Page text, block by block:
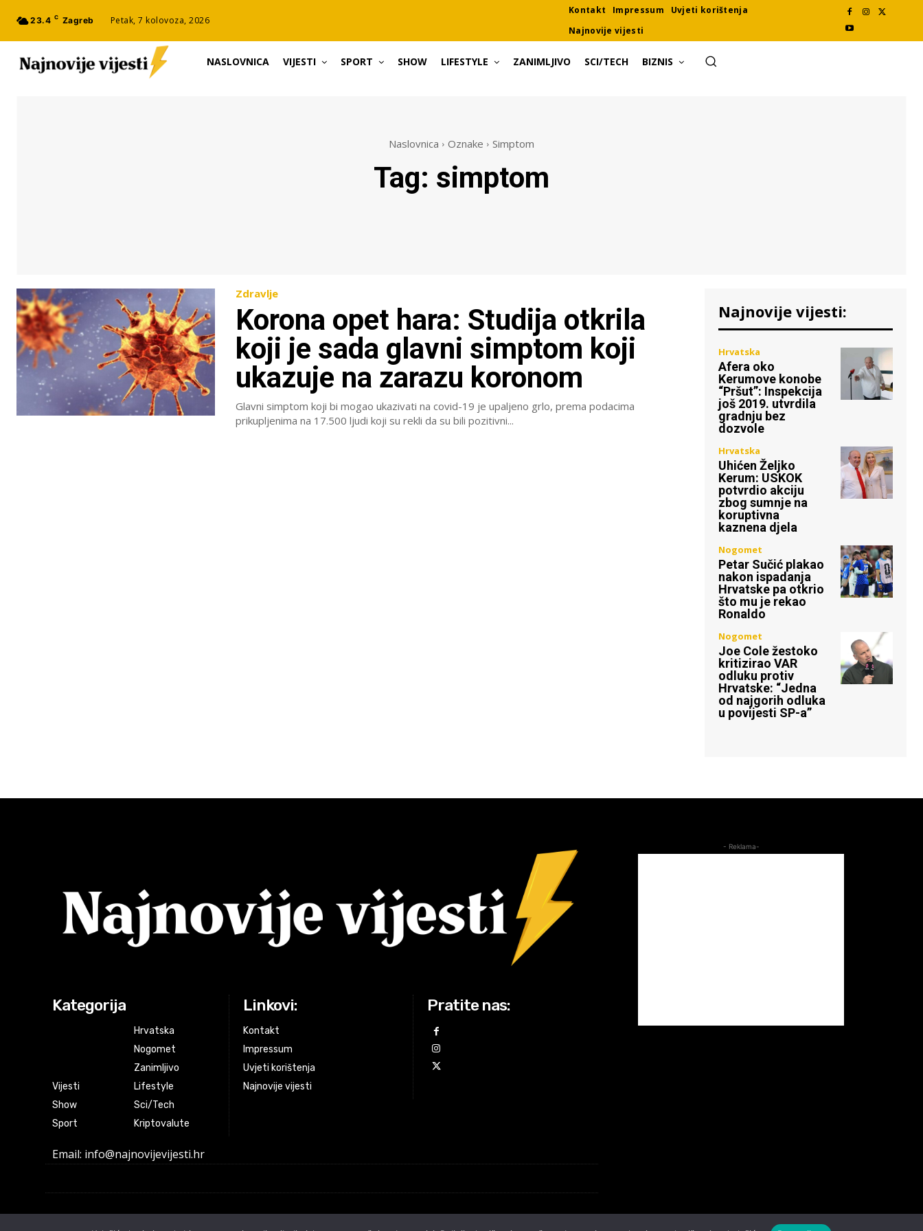
23.4 C Zagreb Petak, 7 kolovoza, 2026
Kontakt Impressum
Uvjeti korištenja
Najnovije vijesti
NASLOVNICA VIJESTI SPORT SHOW LIFESTYLE ZANIMLJIVO SCI/TECH BIZNIS
Naslovnica Oznake Simptom
Tag: simptom
Zdravlje
Korona opet hara: Studija otkrila
koji je sada glavni simptom koji
ukazuje na zarazu koronom
Glavni simptom koji bi mogao ukazivati na covid-19 je upaljeno grlo, prema podacima
prikupljenima na 17.500 ljudi koji su rekli da su bili pozitivni...
Najnovije vijesti:
Hrvatska
Afera oko
Kerumove konobe
“Pršut”: Inspekcija
još 2019. utvrdila
gradnju bez
dozvole
Hrvatska
Uhićen Željko
Kerum: USKOK
potvrdio akciju
zbog sumnje na
koruptivna
kaznena djela
Nogomet
Petar Sučić plakao
nakon ispadanja
Hrvatske pa otkrio
što mu je rekao
Ronaldo
Nogomet
Joe Cole žestoko
kritizirao VAR
odluku protiv
Hrvatske: “Jedna
od najgorih odluka
u povijesti SP-a”
Kategorija
Vijesti
Show
Sport
Hrvatska
Nogomet
Zanimljivo
Lifestyle
Sci/Tech
Kriptovalute
Linkovi:
Kontakt
Impressum
Uvjeti korištenja
Najnovije vijesti
Pratite nas:
Email: info@najnovijevijesti.hr
- Reklama-